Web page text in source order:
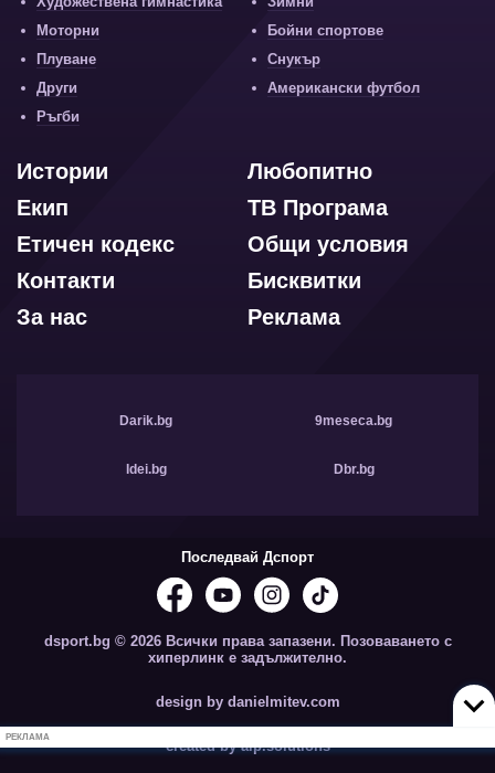
Моторни
Бойни спортове
Плуване
Снукър
Други
Американски футбол
Ръгби
Любопитно
Истории
ТВ Програма
Екип
Общи условия
Етичен кодекс
Бисквитки
Контакти
Реклама
За нас
Darik.bg 9meseca.bg
Idei.bg Dbr.bg
Последвай Дспорт
dsport.bg © 2026 Всички права запазени. Позоваването с
хиперлинк е задължително.
design by danielmitev.com
created by aip.solutions
РЕКЛАМА